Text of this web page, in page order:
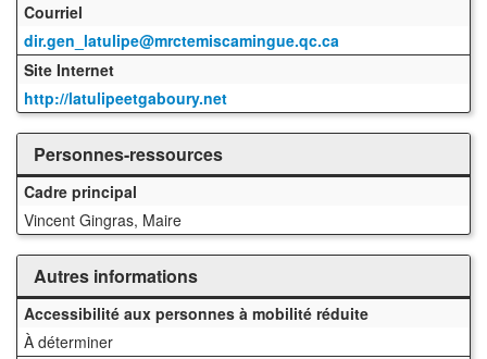
Courriel
dir.gen_latulipe@mrctemiscamingue.qc.ca
Site Internet
http://latulipeetgaboury.net
Personnes-ressources
Cadre principal
Vincent Gingras, Maire
Autres informations
Accessibilité aux personnes à mobilité réduite
À déterminer